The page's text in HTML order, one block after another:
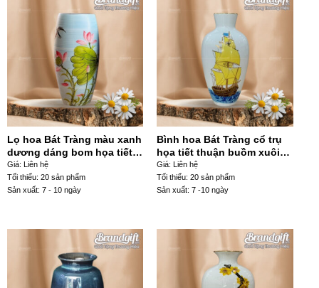
Lọ hoa Bát Tràng màu xanh
dương dáng bom họa tiết
hoa sen hồng vẽ tay LHGS-
90
Giá: Liên hệ
Tối thiểu: 20 sản phẩm
Sản xuất: 7 - 10 ngày
Bình hoa Bát Tràng cổ trụ
họa tiết thuận buồm xuôi
gió màu vàng LHGS-01
Giá: Liên hệ
Tối thiểu: 20 sản phẩm
Sản xuất: 7 -10 ngày